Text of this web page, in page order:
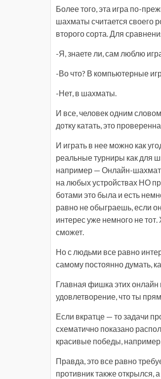
Более того, эта игра по-
шахматы считается своего
второго сорта. Для
-Я, знаете ли, сам люблю
-Во что? В компьютерные
-Нет, в шахматы.
И все, человек одним
дотку катать, это
И играть в нее можно как
реальные турниры как для
например — Онлайн-
на любых устройствах НО
ботами это была и есть
равно не обыграешь, если
интерес уже немного не
сможет.
Но с людьми все равно
самому постоянно думать,
Главная фишка этих
удовлетворение, что ты
Если вкратце — то задачи
схематично показано
красивые победы,
Правда, это все равно
противник также открылся,